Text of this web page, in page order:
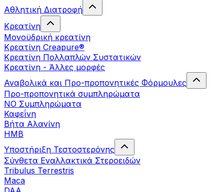
Αθλητική Διατροφή
Κρεατίνη
Μονοϋδρική κρεατίνη
Κρεατίνη Creapure®
Κρεατίνη Πολλαπλών Συστατικών
Κρεατίνη - Άλλες μορφές
Αναβολικά και Προ-προπονητικές Φόρμουλες
Προ-προπονητικά συμπληρώματα
ΝΟ Συμπληρώματα
Καφεΐνη
Βήτα Αλανίνη
HMB
Υποστήριξη Τεστοστερόνης
Σύνθετα Εναλλακτικά Στεροειδών
Tribulus Terrestris
Maca